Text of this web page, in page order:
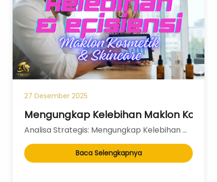
27 Desember 2025
Mengungkap Kelebihan Maklon
Analisa Strategis: Mengungkap Kelebihan Maklon Kosmetik dan Efisiensi Bermitra dengan PT Dua Naga Ko...
Baca Selengkapnya